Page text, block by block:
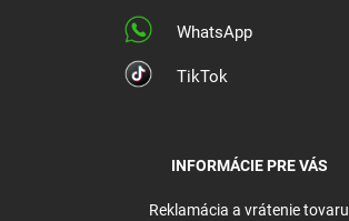
WhatsApp
TikTok
INFORMÁCIE PRE VÁS
Reklamácia a vrátenie tovaru